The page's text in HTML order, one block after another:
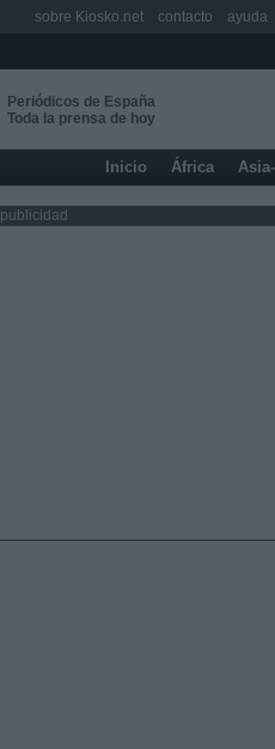
Periódicos de España
Toda la prensa de hoy
Inicio África
publicidad
sobre Kiosko.net contacto ayuda